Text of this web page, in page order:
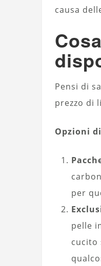
causa
Pensi di
prezzo di
Opzioni
per
pelle
cucito